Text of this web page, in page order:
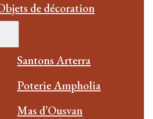
de décoration
Santons Arterra
Poterie Ampholia
Mas d’Ousvan